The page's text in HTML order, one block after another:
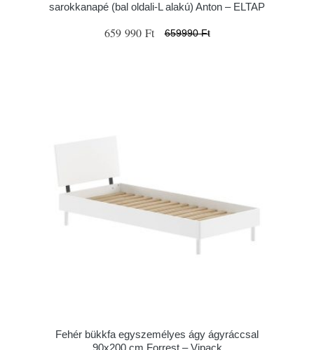
sarokkanapé (bal oldali-L alakú) Anton – ELTAP
659 990 Ft 659990 Ft
Fehér bükkfa egyszemélyes ágy ágyráccsal
90x200 cm Forrest – Vipack